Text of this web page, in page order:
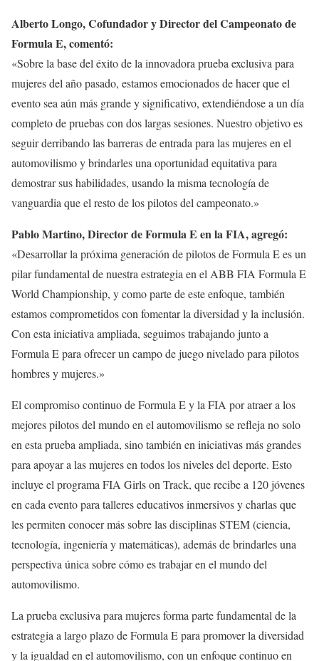
Alberto Longo, Cofundador y Director del Campeonato de
Formula E, comentó:
«Sobre la base del éxito de la innovadora prueba exclusiva para
mujeres del año pasado, estamos emocionados de hacer que el
evento sea aún más grande y significativo, extendiéndose a un día
completo de pruebas con dos largas sesiones. Nuestro objetivo es
seguir derribando las barreras de entrada para las mujeres en el
automovilismo y brindarles una oportunidad equitativa para
demostrar sus habilidades, usando la misma tecnología de
vanguardia que el resto de los pilotos del campeonato.»
Pablo Martino, Director de Formula E en la FIA, agregó:
«Desarrollar la próxima generación de pilotos de Formula E es un
pilar fundamental de nuestra estrategia en el ABB FIA Formula E
World Championship, y como parte de este enfoque, también
estamos comprometidos con fomentar la diversidad y la inclusión.
Con esta iniciativa ampliada, seguimos trabajando junto a
Formula E para ofrecer un campo de juego nivelado para pilotos
hombres y mujeres.»
El compromiso continuo de Formula E y la FIA por atraer a los
mejores pilotos del mundo en el automovilismo se refleja no solo
en esta prueba ampliada, sino también en iniciativas más grandes
para apoyar a las mujeres en todos los niveles del deporte. Esto
incluye el programa FIA Girls on Track, que recibe a 120 jóvenes
en cada evento para talleres educativos inmersivos y charlas que
les permiten conocer más sobre las disciplinas STEM (ciencia,
tecnología, ingeniería y matemáticas), además de brindarles una
perspectiva única sobre cómo es trabajar en el mundo del
automovilismo.
La prueba exclusiva para mujeres forma parte fundamental de la
estrategia a largo plazo de Formula E para promover la diversidad
y la igualdad en el automovilismo, con un enfoque continuo en